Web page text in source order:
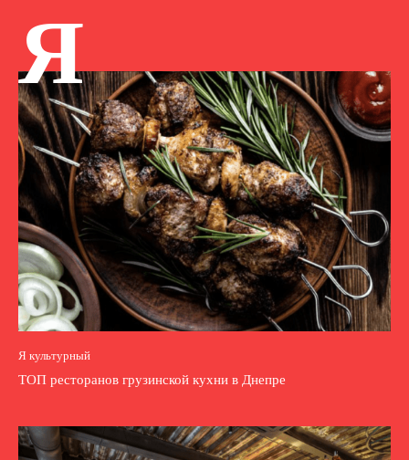
Я
Я культурный
ТОП ресторанов грузинской кухни в Днепре